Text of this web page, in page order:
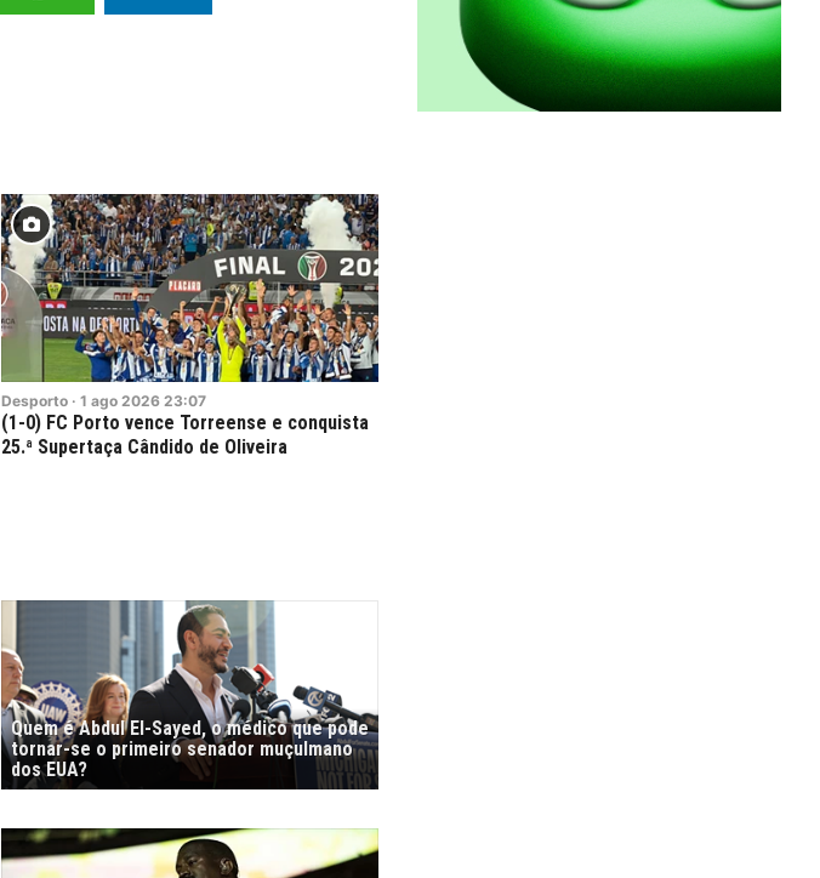
Desporto · 1 ago 2026 23:07
(1-0) FC Porto vence Torreense e conquista
25.ª Supertaça Cândido de Oliveira
Quem é Abdul El-Sayed, o médico que pode
tornar-se o primeiro senador muçulmano
dos EUA?